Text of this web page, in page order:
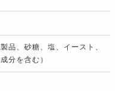
品、砂糖、塩、イースト、
分を含む）